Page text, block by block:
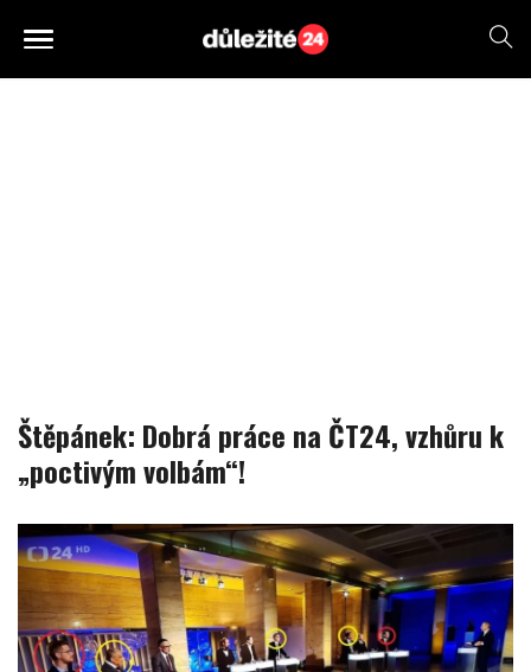
Štěpánek: Dobrá práce na ČT24, vzhůru k
„poctivým volbám“!